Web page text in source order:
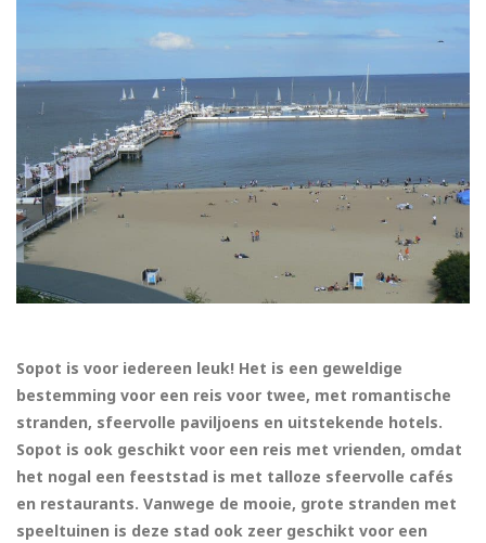
Sopot is voor iedereen leuk! Het is een geweldige
bestemming voor een reis voor twee, met romantische
stranden, sfeervolle paviljoens en uitstekende hotels.
Sopot is ook geschikt voor een reis met vrienden, omdat
het nogal een feeststad is met talloze sfeervolle cafés
en restaurants. Vanwege de mooie, grote stranden met
speeltuinen is deze stad ook zeer geschikt voor een